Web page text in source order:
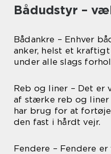
Bådudstyr –
Bådankre – Enhver
anker, helst et
under alle slags
Reb og liner – Det er
af stærke reb og liner
har brug for at
den fast i hårdt vejr.
Fendere – Fendere